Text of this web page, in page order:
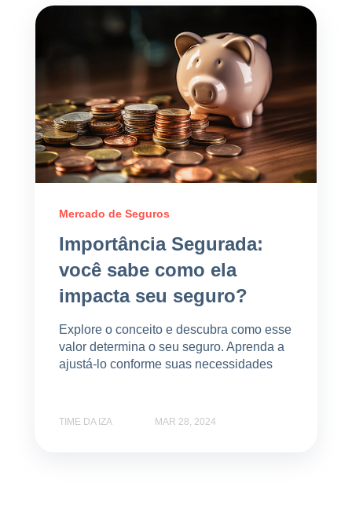
Mercado de Seguros
Importância Segurada:
você sabe como ela
impacta seu seguro?
Explore o conceito e descubra como esse
valor determina o seu seguro. Aprenda a
ajustá-lo conforme suas necessidades
TIME DA IZA MAR 28, 2024